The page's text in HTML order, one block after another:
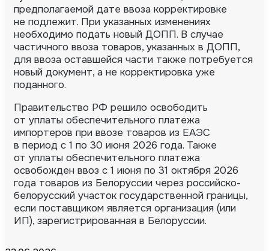
предполагаемой дате ввоза корректировке
не подлежит. При указанных изменениях
необходимо подать новый ДОПП. В случае
частичного ввоза товаров, указанных в ДОПП,
для ввоза оставшейся части также потребуется
новый документ, а не корректировка уже
поданного.
Правительство РФ решило освободить
от уплаты обеспечительного платежа
импортеров при ввозе товаров из ЕАЭС
в период с 1 по 30 июня 2026 года. Также
от уплаты обеспечительного платежа
освобожден ввоз с 1 июня по 31 октября 2026
года товаров из Белоруссии через российско-
белорусский участок государственной границы,
если поставщиком является организация (или
ИП), зарегистрированная в Белоруссии.